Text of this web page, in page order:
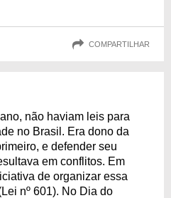
COMPARTILHAR
não haviam leis para
no Brasil. Era dono da
e defender seu
em conflitos. Em
de organizar essa
nº 601). No Dia do